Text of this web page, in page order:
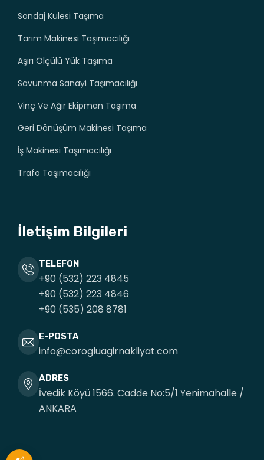
Sondaj Kulesi Taşıma
Tarım Makinesi Taşımacılığı
Aşırı Ölçülü Yük Taşıma
Savunma Sanayi Taşımacılığı
Vinç Ve Ağır Ekipman Taşıma
Geri Dönüşüm Makinesi Taşıma
İş Makinesi Taşımacılığı
Trafo Taşımacılığı
İletişim Bilgileri
TELEFON
+90 (532) 223 4845
+90 (532) 223 4846
+90 (535) 208 8781
E-POSTA
info@corogluagirnakliyat.com
ADRES
İvedik Köyü 1566. Cadde No:5/1 Yenimahalle /
ANKARA